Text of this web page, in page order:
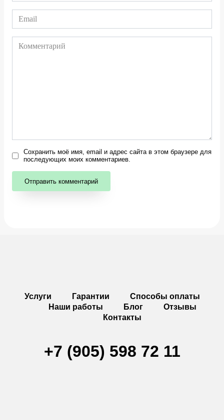
Сохранить моё имя, email и адрес сайта в этом браузере для
последующих моих комментариев.
Услуги Гарантии
Способы оплаты
Наши работы
Блог
Отзывы
Контакты
+7 (905) 598 72 11